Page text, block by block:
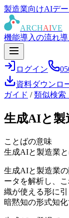
製造業向けAIデ
ARCHAIVE
機能導入の流れ
ログイン
資料ダウンロ
ガイド /類似検索
生成AIと製
ことばの意味
生成AIと製造業
生成AIと製造業
ータを解析し、
織が使える形に
暗黙知の形式知化